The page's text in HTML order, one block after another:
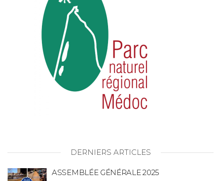
DERNIERS ARTICLES
ASSEMBLÉE GÉNÉRALE 2025